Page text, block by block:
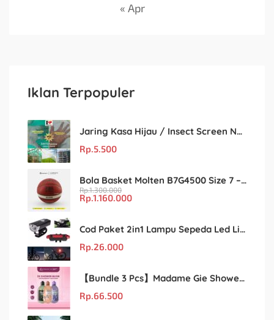
« Apr
Iklan Terpopuler
Jaring Kasa Hijau / Insect Screen Net – Kualitas Terjamin & Harga Eceran Terjangkau
Rp. 5.500
Bola Basket Molten B7G4500 Size 7 – Resmi FIBA & IBL
Rp.1.300.000
Rp.1.160.000
Cod Paket 2in1 Lampu Sepeda Led Light Depan Dan Belakang Rechargeable
Rp. 26.000
【Bundle 3 Pcs】Madame Gie Shower Glow – Solusi Perawatan Kulit dalam Satu Paket!
Rp. 66.500